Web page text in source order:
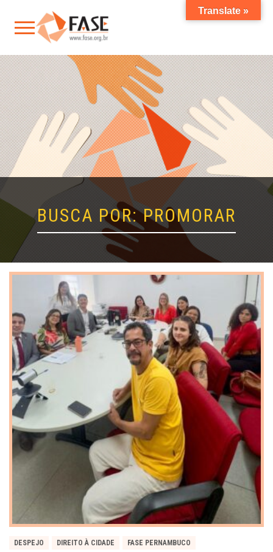
BUSCA POR: PROMORAR
DESPEJO DIREITO À CIDADE
FASE PERNAMBUCO
Translate »